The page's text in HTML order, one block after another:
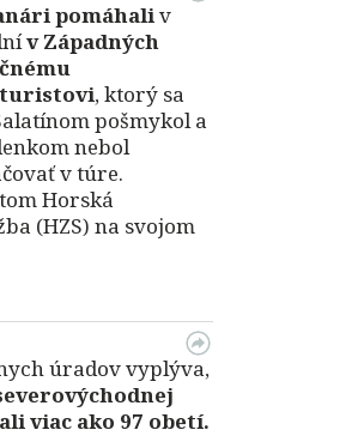
pomáhaliv
v Západných
turistovi, ktorý sa
pošmykol a
nebol
v túre.
Horská
(HZS) na svojom
úradov vyplýva,
viac ako 97 obetí.